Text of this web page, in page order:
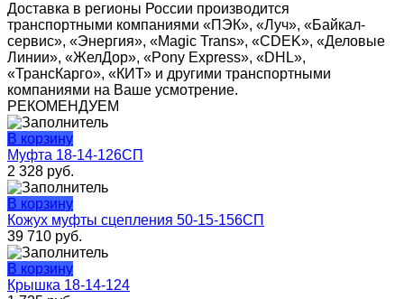
Доставка в регионы России производится
транспортными компаниями «ПЭК», «Луч», «Байкал-
сервис», «Энергия», «Magic Trans», «CDEK», «Деловые
Линии», «ЖелДор», «Pony Express», «DHL»,
«ТрансКарго», «КИТ» и другими транспортными
компаниями на Ваше усмотрение.
РЕКОМЕНДУЕМ
В корзину
Муфта 18-14-126СП
2 328 руб.
В корзину
Кожух муфты сцепления 50-15-156СП
39 710 руб.
В корзину
Крышка 18-14-124